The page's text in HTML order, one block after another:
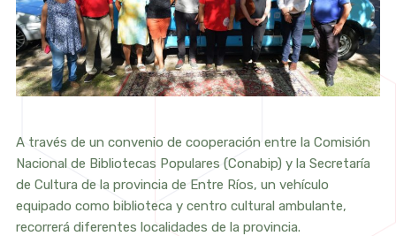
A través de un convenio de cooperación entre la Comisión
Nacional de Bibliotecas Populares (Conabip) y la Secretaría
de Cultura de la provincia de Entre Ríos, un vehículo
equipado como biblioteca y centro cultural ambulante,
recorrerá diferentes localidades de la provincia.